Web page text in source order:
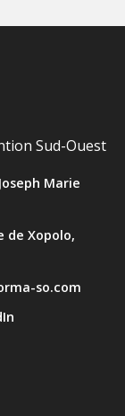
Sud-Ouest
Marie
de Xopolo,
so.com